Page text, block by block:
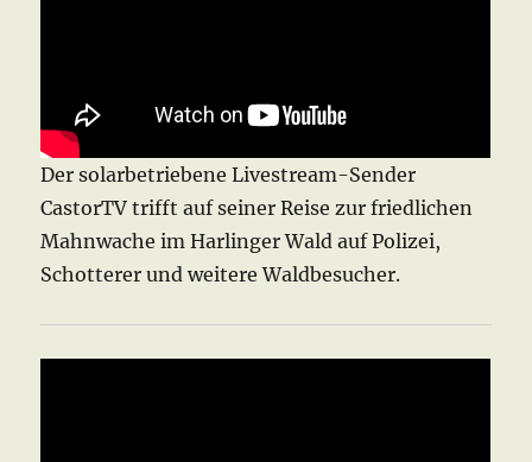
Der solarbetriebene Livestream-Sender
CastorTV trifft auf seiner Reise zur friedlichen
Mahnwache im Harlinger Wald auf Polizei,
Schotterer und weitere Waldbesucher.